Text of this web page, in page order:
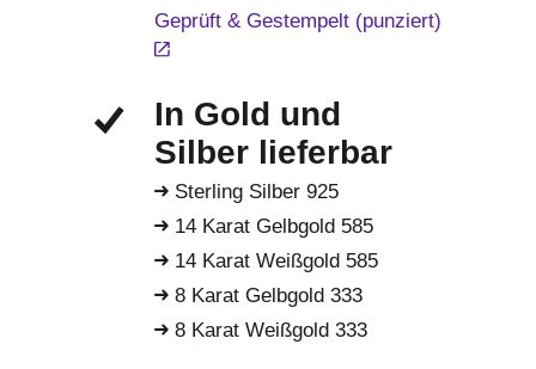
Geprüft & Gestempelt (punziert)
In Gold und
Silber lieferbar
Sterling Silber 925
14 Karat Gelbgold 585
14 Karat Weißgold 585
8 Karat Gelbgold 333
8 Karat Weißgold 333